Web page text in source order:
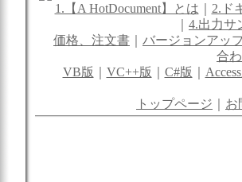
1.【A HotDocument】とは ｜ 2.ド
｜ 4.出力サ
価格、注文書 ｜ バージョンアッ
合
VB版 ｜ VC++版 ｜ C#版 ｜
トップページ ｜ お